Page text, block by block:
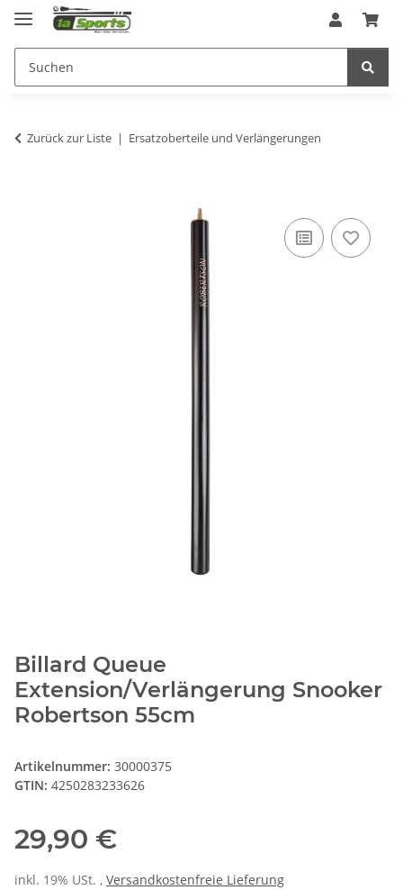
Zurück zur Liste Ersatzoberteile und Verlängerungen
Billard Queue
Extension/Verlängerung Snooker
Robertson 55cm
Artikelnummer: 30000375
GTIN: 4250283233626
29,90 €
inkl. 19% USt. , Versandkostenfreie Lieferung